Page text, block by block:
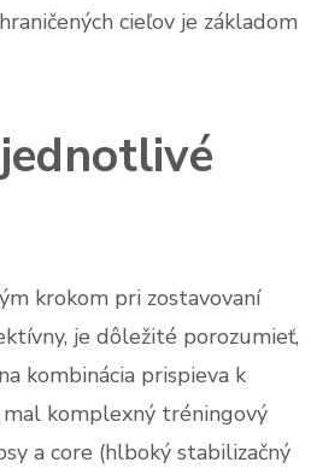
cieľov je základom
krokom pri zostavovaní
je dôležité porozumieť,
kombinácia prispieva k
komplexný tréningový
a core (hlboký stabilizačný